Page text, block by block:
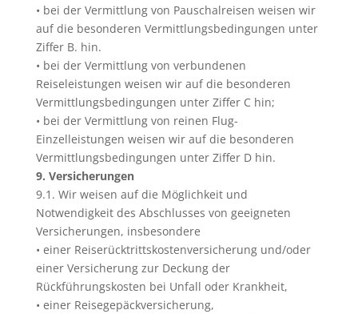
• bei der Vermittlung von Pauschalreisen weisen wir
auf die besonderen Vermittlungsbedingungen unter
Ziffer B. hin.
• bei der Vermittlung von verbundenen
Reiseleistungen weisen wir auf die besonderen
Vermittlungsbedingungen unter Ziffer C hin;
• bei der Vermittlung von reinen Flug-
Einzelleistungen weisen wir auf die besonderen
Vermittlungsbedingungen unter Ziffer D hin.
9. Versicherungen
9.1. Wir weisen auf die Möglichkeit und
Notwendigkeit des Abschlusses von geeigneten
Versicherungen, insbesondere
• einer Reiserücktrittskostenversicherung und/oder
einer Versicherung zur Deckung der
Rückführungskosten bei Unfall oder Krankheit,
• einer Reisegepäckversicherung,